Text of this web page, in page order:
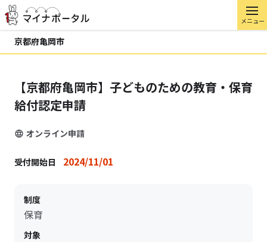
メニュー
京都府亀岡市
【京都府亀岡市】子どものための教育・保育
給付認定申請
オンライン申請
受付開始日 2024/11/01
制度
保育
対象